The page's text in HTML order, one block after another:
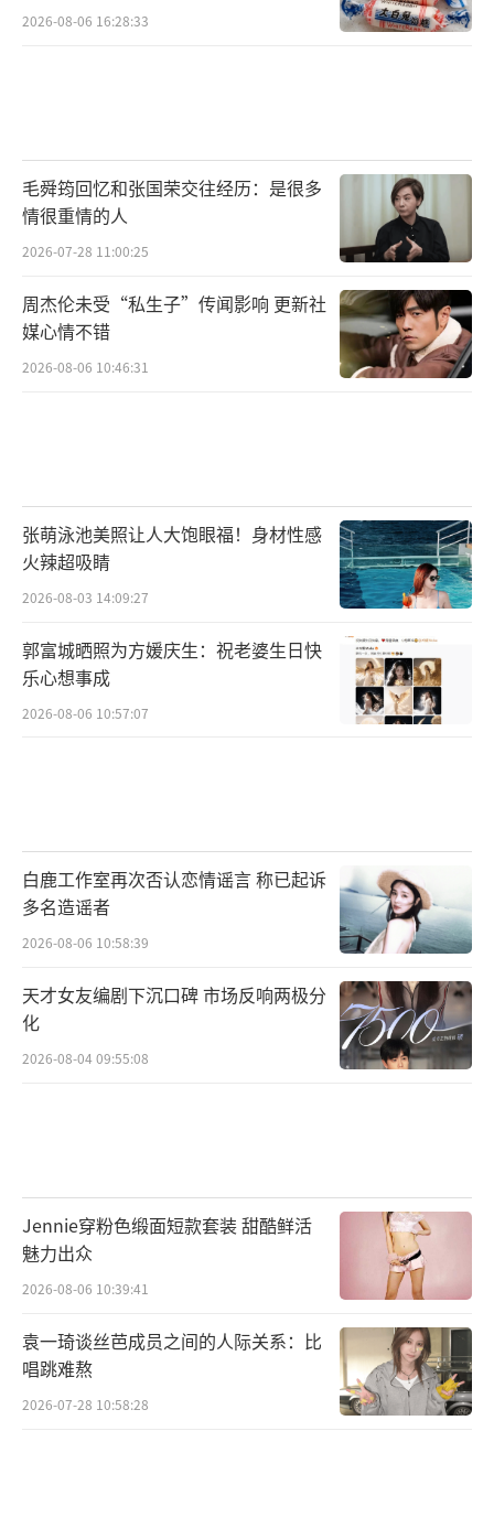
2026-08-06 16:28:33
毛舜筠回忆和张国荣交往经历：是很多
情很重情的人
2026-07-28 11:00:25
周杰伦未受“私生子”传闻影响 更新社
媒心情不错
2026-08-06 10:46:31
张萌泳池美照让人大饱眼福！身材性感
火辣超吸睛
2026-08-03 14:09:27
郭富城晒照为方媛庆生：祝老婆生日快
乐心想事成
2026-08-06 10:57:07
白鹿工作室再次否认恋情谣言 称已起诉
多名造谣者
2026-08-06 10:58:39
天才女友编剧下沉口碑 市场反响两极分
化
2026-08-04 09:55:08
Jennie穿粉色缎面短款套装 甜酷鲜活
魅力出众
2026-08-06 10:39:41
袁一琦谈丝芭成员之间的人际关系：比
唱跳难熬
2026-07-28 10:58:28